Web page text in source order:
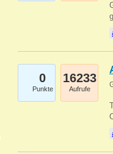
0
Punkte
16233
Aufrufe